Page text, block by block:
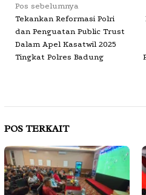
Navigasi
pos
Pos sebelumnya
Tekankan Reformasi Polri
dan Penguatan Public Trust
Dalam Apel Kasatwil 2025
Tingkat Polres Badung
POS TERKAIT